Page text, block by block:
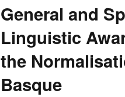
General and
Linguistic
the
Basque